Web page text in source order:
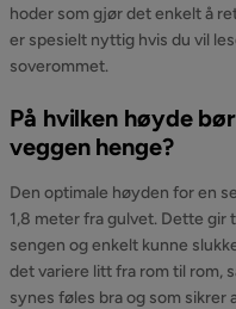
hoder som gjør det enkelt å
er spesielt nyttig hvis du vil
soverommet.
På hvilken høyde
veggen henge?
Den optimale høyden for en
1,8 meter fra gulvet. Dette
sengen og enkelt kunne
det variere litt fra rom til rom,
synes føles bra og som sikrer